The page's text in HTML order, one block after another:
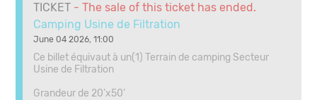
TICKET - The sale of this ticket has ended.
Camping Usine de Filtration
June 04 2026, 11:00
Ce billet équivaut à un(1) Terrain de camping Secteur
Usine de Filtration
Grandeur de 20’x50’